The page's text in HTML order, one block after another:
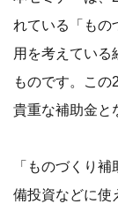
れている「もの
用を考えている
ものです。こ
貴重な補助金と
「ものづくり
備投資などに使